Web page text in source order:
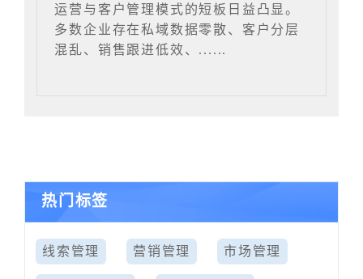
运营与客户管理模式的短板日益凸显。
多数企业存在私域数据零散、客户分层
混乱、销售跟进低效、......
热门标签
线索管理 营销管理 市场管理